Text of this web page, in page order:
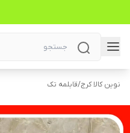
نوین کالا کرج/قابلمه تک